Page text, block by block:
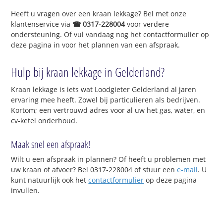
Heeft u vragen over een kraan lekkage? Bel met onze
klantenservice via ☎ 0317-228004voor verdere
ondersteuning. Of vul vandaag nog het contactformulier op
deze pagina in voor het plannen van een afspraak.
Hulp bij kraan lekkage in Gelderland?
Kraan lekkage is iets wat Loodgieter Gelderland al jaren
ervaring mee heeft. Zowel bij particulieren als bedrijven.
Kortom; een vertrouwd adres voor al uw het gas, water, en
cv-ketel onderhoud.
Maak snel een afspraak!
Wilt u een afspraak in plannen? Of heeft u problemen met
uw kraan of afvoer? Bel 0317-228004 of stuur eene-mail. U
kunt natuurlijk ook hetcontactformulier op deze pagina
invullen.